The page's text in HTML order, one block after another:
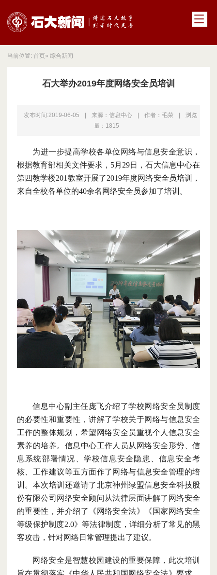
当前位置: 首页» 综合新闻
石大举办2019年度网络安全员培训
发布时间:2019-06-05 来源：信息中心 作者：毛荣
浏览
量： 1815
为进一步提高学校各单位网络与信息安全意识，
根据教育部相关文件要求， 5月29日，石大信息中心在
第四教学楼201教室开展了2019年度网络安全员培训，
来自全校各单位的40余名网络安全员参加了培训。
信息中心副主任庞飞介绍了学校网络安全员制度
的必要性和重要性，讲解了学校关于网络与信息安全
工作的整体规划， 希望 网络安全员重视个人信息安全
素养的培养。 信息中心工作人员从网络安全形势、信
息系统部署情况、 学校信息安全隐患、信息安全考
核
工作建议等五方面作了 网络与信息安全管理的培
训。 本次培训还邀请了北京神州绿盟信息安全科技股
份有限公司网络安全顾问从法律层面讲解了 网络安全
的重要性，并介绍了
《网络安全法》《国家网络安全
等级保护制度2.0》等法律制度 ，详细分析了常见的黑
客攻击， 针对网络日常管理提出了建议。
网络安全是智慧校园建设的重要保障，此次培训
旨在贯彻落实《中华人民共和国网络安全法》要求，